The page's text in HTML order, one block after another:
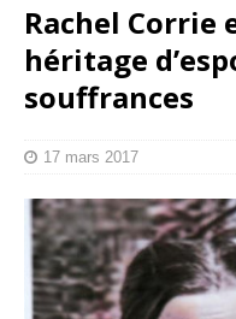
Rachel Corrie
héritage
souffrances
17 mars 2017